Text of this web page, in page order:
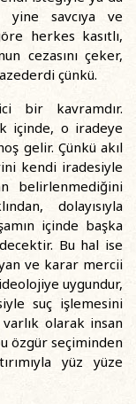
yine savcıya ve
herkes kasıtlı,
cezasını çeker,
çünkü.
bir kavramdır.
içinde, o iradeye
gelir. Çünkü akıl
kendi iradesiyle
belirlenmediğini
dolayısıyla
içinde başka
Bu hal ise
ve karar mercii
uygundur,
suç işlemesini
olarak insan
özgür seçiminden
yüz yüze